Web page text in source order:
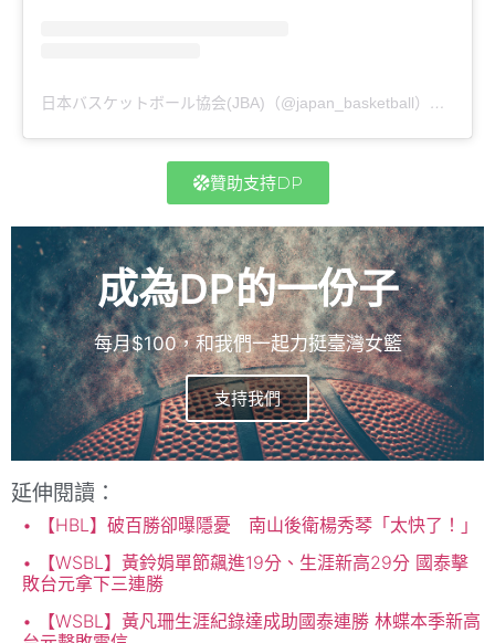
日本バスケットボール協会(JBA)（@japan_basketball）分享的貼文
贊助支持DP
成為DP的一份子
每月$100，和我們一起力挺臺灣女籃
支持我們
延伸閱讀：
【HBL】破百勝卻曝隱憂 南山後衛楊秀琴「太快了！」
【WSBL】黃鈴娟單節飆進19分、生涯新高29分 國泰擊
敗台元拿下三連勝
【WSBL】黃凡珊生涯紀錄達成助國泰連勝 林蝶本季新高